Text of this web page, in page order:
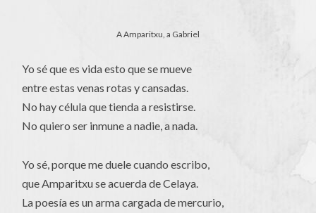
A Amparitxu, a Gabriel
Yo sé que es vida esto que se mueve
entre estas venas rotas y cansadas.
No hay célula que tienda a resistirse.
No quiero ser inmune a nadie, a nada.
Yo sé, porque me duele cuando escribo,
que Amparitxu se acuerda de Celaya.
La poesía es un arma cargada de mercurio,